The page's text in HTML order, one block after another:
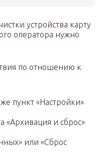
устройства карту
оператора нужно
по отношению к
пункт «Настройки»
«Архивация и сброс»
или «Сброс